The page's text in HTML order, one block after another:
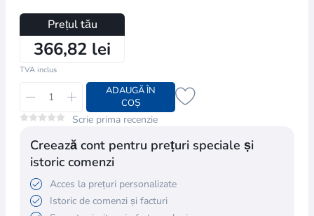
Prețul tău
366,82 lei
TVA inclus
ADAUGĂ ÎN
COȘ
Scrie prima recenzie
Creează cont pentru prețuri speciale și
istoric comenzi
Acces la prețuri personalizate
Istoric de comenzi și facturi